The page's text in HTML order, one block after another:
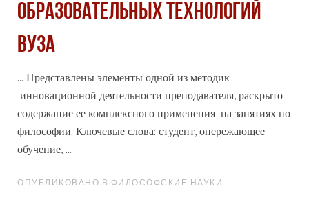
ОБРАЗОВАТЕЛЬНЫХ ТЕХНОЛОГИЙ
ВУЗА
... Представлены элементы одной из методик
инновационной деятельности преподавателя, раскрыто
содержание ее комплексного применения на занятиях по
философии. Ключевые слова: студент, опережающее
обучение, ...
ОПУБЛИКОВАНО В ФИЛОСОФСКИЕ НАУКИ